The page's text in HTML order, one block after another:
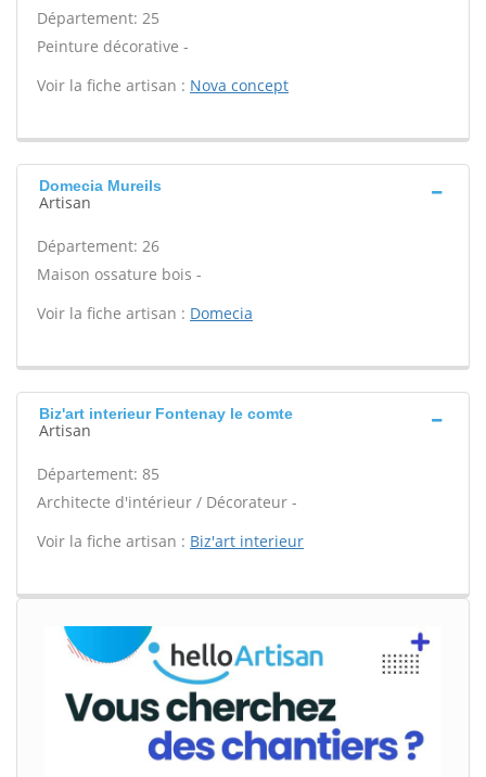
Département: 25
Peinture décorative -
Voir la fiche artisan : Nova concept
Domecia Mureils
Artisan
Département: 26
Maison ossature bois -
Voir la fiche artisan : Domecia
Biz'art interieur Fontenay le comte
Artisan
Département: 85
Architecte d'intérieur / Décorateur -
Voir la fiche artisan : Biz'art interieur